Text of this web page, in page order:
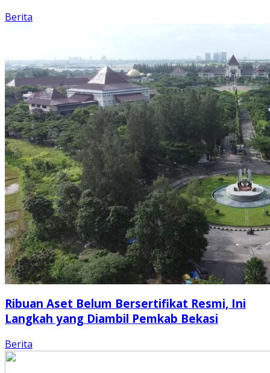
Berita
Ribuan Aset Belum Bersertifikat Resmi, Ini
Langkah yang Diambil Pemkab Bekasi
Berita